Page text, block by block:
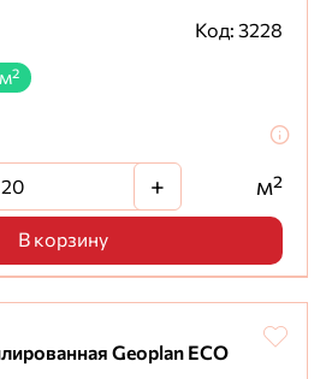
Код: 3228
м²
+ м²
В корзину
Geoplan ECO